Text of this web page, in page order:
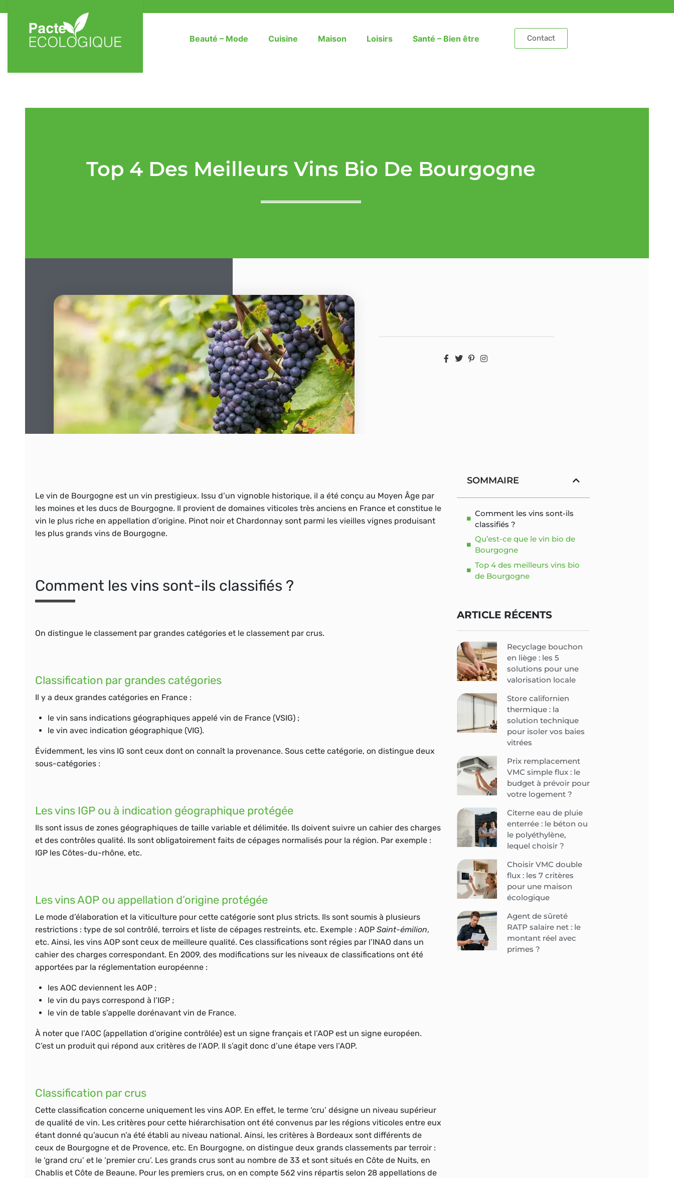
Beauté – Mode Cuisine Maison Loisirs Santé – Bien être Contact
Top 4 Des Meilleurs Vins Bio De Bourgogne
Le vin de Bourgogne est un vin prestigieux. Issu d’un vignoble historique, il a été conçu au Moyen Âge par
les moines et les ducs de Bourgogne. Il provient de domaines viticoles très anciens en France et constitue le
vin le plus riche en appellation d’origine. Pinot noir et Chardonnay sont parmi les vieilles vignes produisant
les plus grands vins de Bourgogne.
Comment les vins sont-ils classifiés ?
On distingue le classement par grandes catégories et le classement par crus.
Classification par grandes catégories
Il y a deux grandes catégories en France :
le vin sans indications géographiques appelé vin de France (VSIG) ;
le vin avec indication géographique (VIG).
Évidemment, les vins IG sont ceux dont on connaît la provenance. Sous cette catégorie, on distingue deux
sous-catégories :
Les vins IGP ou à indication géographique protégée
Ils sont issus de zones géographiques de taille variable et délimitée. Ils doivent suivre un cahier des charges
et des contrôles qualité. Ils sont obligatoirement faits de cépages normalisés pour la région. Par exemple :
IGP les Côtes-du-rhône, etc.
Les vins AOP ou appellation d’origine protégée
Le mode d’élaboration et la viticulture pour cette catégorie sont plus stricts. Ils sont soumis à plusieurs
restrictions : type de sol contrôlé, terroirs et liste de cépages restreints, etc. Exemple : AOP Saint-émilion,
etc. Ainsi, les vins AOP sont ceux de meilleure qualité. Ces classifications sont régies par l’INAO dans un
cahier des charges correspondant. En 2009, des modifications sur les niveaux de classifications ont été
apportées par la réglementation européenne :
les AOC deviennent les AOP ;
le vin du pays correspond à l’IGP ;
le vin de table s’appelle dorénavant vin de France.
À noter que l’AOC (appellation d’origine contrôlée) est un signe français et l’AOP est un signe européen.
C’est un produit qui répond aux critères de l’AOP. Il s’agit donc d’une étape vers l’AOP.
Classification par crus
Cette classification concerne uniquement les vins AOP. En effet, le terme ‘cru’ désigne un niveau supérieur
de qualité de vin. Les critères pour cette hiérarchisation ont été convenus par les régions viticoles entre eux
étant donné qu’aucun n’a été établi au niveau national. Ainsi, les critères à Bordeaux sont différents de
ceux de Bourgogne et de Provence, etc. En Bourgogne, on distingue deux grands classements par terroir :
le ‘grand cru’ et le ‘premier cru’. Les grands crus sont au nombre de 33 et sont situés en Côte de Nuits, en
Chablis et Côte de Beaune. Pour les premiers crus, on en compte 562 vins répartis selon 28 appellations de
SOMMAIRE
Comment les vins sont-ils
classifiés ?
Qu’est-ce que le vin bio de
Bourgogne
Top 4 des meilleurs vins bio
de Bourgogne
ARTICLE RÉCENTS
Recyclage bouchon
en liège : les 5
solutions pour une
valorisation locale
Store californien
thermique : la
solution technique
pour isoler vos baies
vitrées
Prix remplacement
VMC simple flux : le
budget à prévoir pour
votre logement ?
Citerne eau de pluie
enterrée : le béton ou
le polyéthylène,
lequel choisir ?
Choisir VMC double
flux : les 7 critères
pour une maison
écologique
Agent de sûreté
RATP salaire net : le
montant réel avec
primes ?